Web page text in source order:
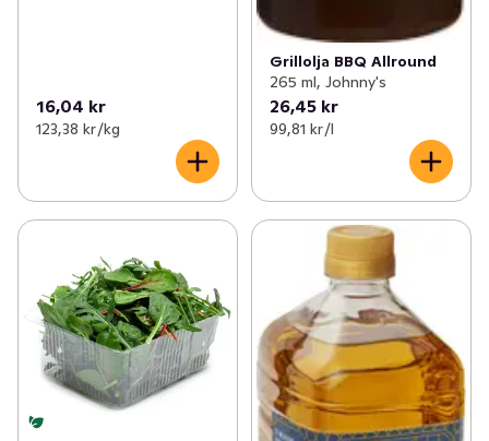
16,04 kr
123,38 kr /kg
Grillolja BBQ Allround
265 ml, Johnny's
26,45 kr
99,81 kr /l